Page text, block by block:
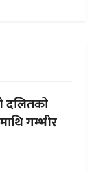
दलितको
गम्भीर